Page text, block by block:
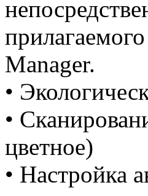
Manager.
•
•
цветное)
• Настройка